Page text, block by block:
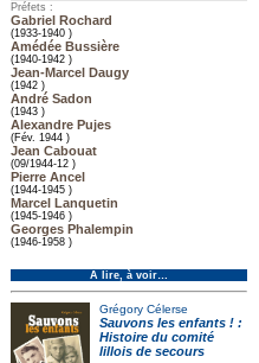
Préfets :
Gabriel Rochard
(1933-1940 )
Amédée Bussière
(1940-1942 )
Jean-Marcel Daugy
(1942 )
André Sadon
(1943 )
Alexandre Pujes
(Fév. 1944 )
Jean Cabouat
(09/1944-12 )
Pierre Ancel
(1944-1945 )
Marcel Lanquetin
(1945-1946 )
Georges Phalempin
(1946-1958 )
À lire, à voir…
Grégory Célerse
Sauvons les enfants ! :
Histoire du comité
lillois de secours